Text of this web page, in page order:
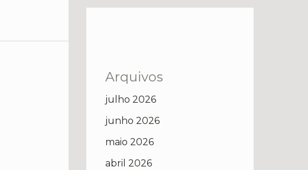
Arquivos
julho 2026
junho 2026
maio 2026
abril 2026